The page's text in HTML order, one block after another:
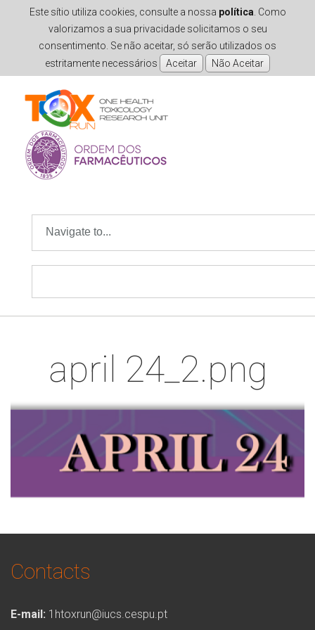
Este sítio utiliza cookies, consulte a nossa política . Como
valorizamos a sua privacidade solicitamos o seu
consentimento. Se não aceitar, só serão utilizados os
estritamente necessários
april 24_2.png
Contacts
E-mail: 1htoxrun@iucs.cespu.pt